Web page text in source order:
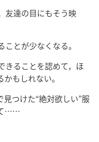
友達の目にもそう映
とが少なくなる。
きることを認めて，ほ
もしれない。
つけた“絶対欲しい”服
……